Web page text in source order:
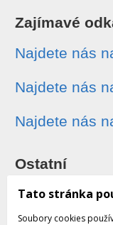
Zajímavé
Najdete nás
Najdete nás
Najdete nás
Ostatní
Sledování
Tato stránka
Soubory cookies